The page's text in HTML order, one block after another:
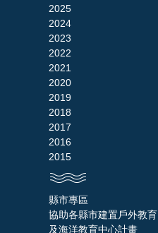
2025
2024
2023
2022
2021
2020
2019
2018
2017
2016
2015
縣市專區
協助各縣市建置戶外教育
及海洋教育中心計畫